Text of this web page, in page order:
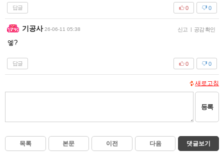
답글 0
0
기공사 26-06-11 05:38 신고 | 공감 확인
엫?
답글 0
0
새로고침
등록
목록 본문 이전 다음 댓글보기